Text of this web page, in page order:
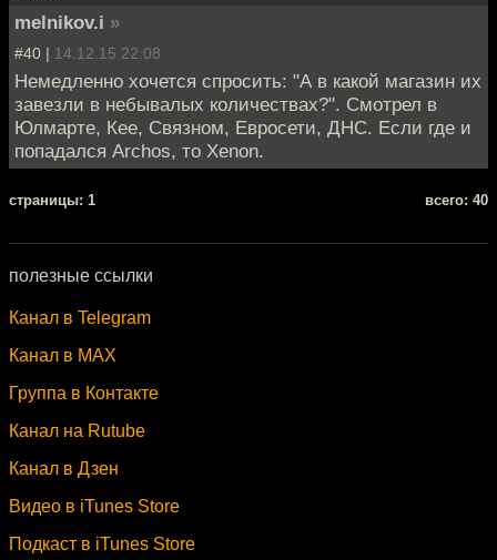
melnikov.i »
#40 | 14.12.15 22:08
Немедленно хочется спросить: "А в какой магазин их
завезли в небывалых количествах?". Смотрел в
Юлмарте, Кее, Связном, Евросети, ДНС. Если где и
попадался Archos, то Xenon.
cтраницы: 1 всего: 40
полезные ссылки
Канал в Telegram
Канал в MAX
Группа в Контакте
Канал на Rutube
Канал в Дзен
Видео в iTunes Store
Подкаст в iTunes Store